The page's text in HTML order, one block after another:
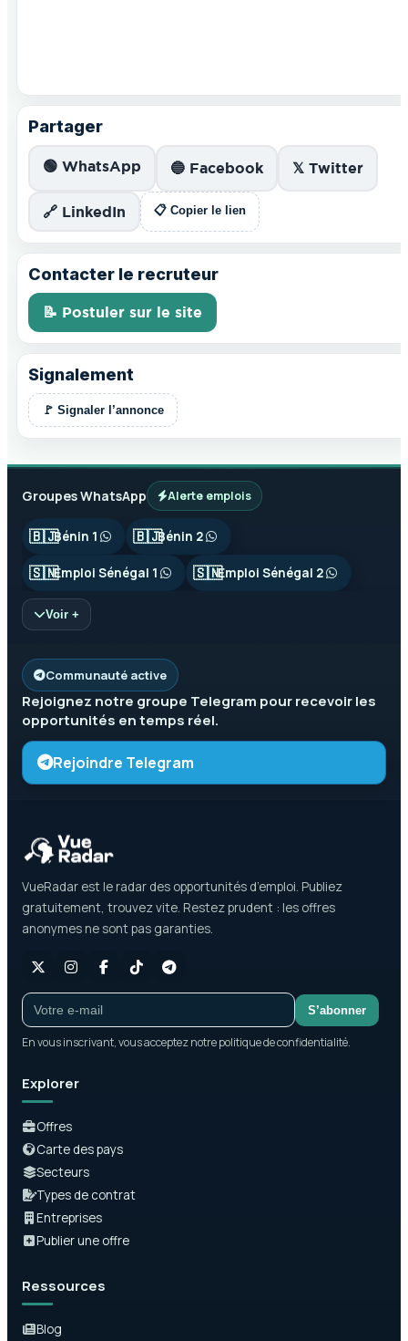
Partager
🟢 WhatsApp 🔵 Facebook 𝕏 Twitter
🔗 LinkedIn 📋 Copier le lien
Contacter le recruteur
📝 Postuler sur le site
Signalement
🚩 Signaler l’annonce
Groupes WhatsApp Alerte emplois
🇧🇯Bénin 1 🇧🇯Bénin 2
🇸🇳Emploi Sénégal 1 🇸🇳Emploi Sénégal 2
Voir +
Communauté active
Rejoignez notre groupe Telegram pour recevoir les
opportunités en temps réel.
Rejoindre Telegram
VueRadar est le radar des opportunités d’emploi. Publiez
gratuitement, trouvez vite. Restez prudent : les offres
anonymes ne sont pas garanties.
S’abonner
En vous inscrivant, vous acceptez notre politique de confidentialité.
Explorer
Offres
Carte des pays
Secteurs
Types de contrat
Entreprises
Publier une offre
Ressources
Blog